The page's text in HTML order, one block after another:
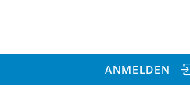
ANMELDEN